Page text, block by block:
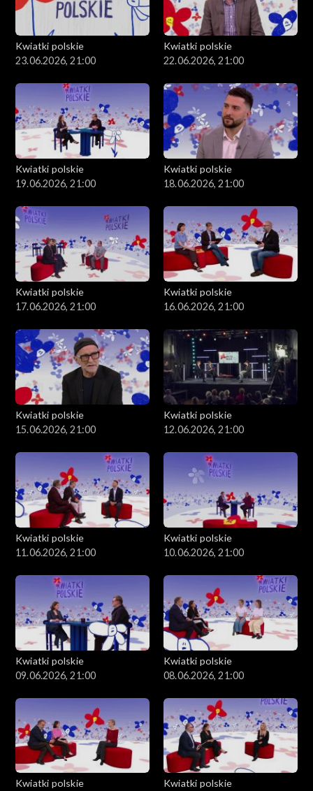
Kwiatki polskie
23.06.2026, 21:00
Kwiatki polskie
22.06.2026, 21:00
Kwiatki polskie
19.06.2026, 21:00
Kwiatki polskie
18.06.2026, 21:00
Kwiatki polskie
17.06.2026, 21:00
Kwiatki polskie
16.06.2026, 21:00
Kwiatki polskie
15.06.2026, 21:00
Kwiatki polskie
12.06.2026, 21:00
Kwiatki polskie
11.06.2026, 21:00
Kwiatki polskie
10.06.2026, 21:00
Kwiatki polskie
09.06.2026, 21:00
Kwiatki polskie
08.06.2026, 21:00
Kwiatki polskie
Kwiatki polskie